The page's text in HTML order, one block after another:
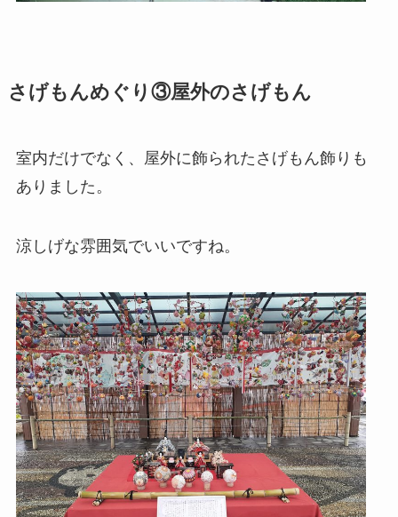
さげもんめぐり③屋外のさげもん
室内だけでなく、屋外に飾られたさげもん飾りも
ありました。
涼しげな雰囲気でいいですね。